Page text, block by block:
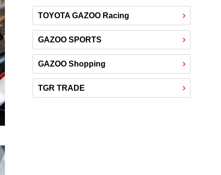
TOYOTA GAZOO Racing
GAZOO SPORTS
GAZOO Shopping
TGR TRADE